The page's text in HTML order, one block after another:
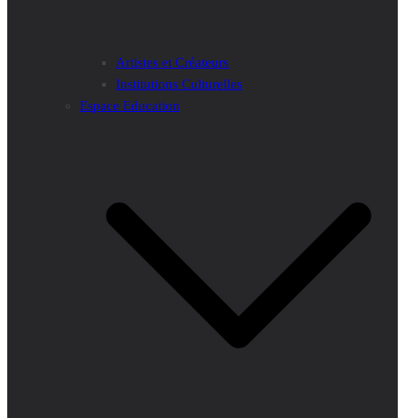
Artistes et Créateurs
Institutions Culturelles
Espace Education